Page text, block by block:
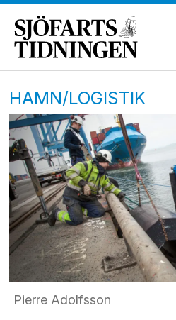
HAMN/LOGISTIK
Pierre Adolfsson